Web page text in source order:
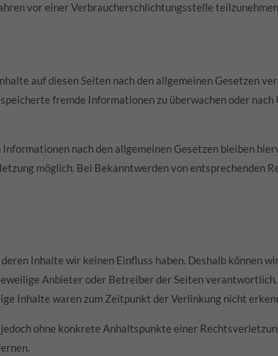
vor einer Verbraucherschlichtungsstelle
auf diesen Seiten nach den allgemeinen Gesetzen
fremde Informationen zu überwachen oder nach
nach den allgemeinen Gesetzen bleiben
möglich. Bei Bekanntwerden von entsprechenden
Inhalte wir keinen Einfluss haben. Deshalb können
Anbieter oder Betreiber der Seiten
Inhalte waren zum Zeitpunkt der Verlinkung nicht
ohne konkrete Anhaltspunkte einer